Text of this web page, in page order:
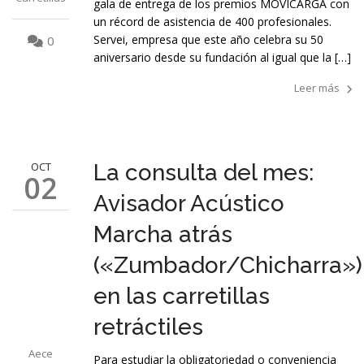
0
gala de entrega de los premios MOVICARGA con
un récord de asistencia de 400 profesionales.
Servei, empresa que este año celebra su 50
aniversario desde su fundación al igual que la […]
Leer más
OCT
02
Aece
La consulta del mes:
Avisador Acústico
Marcha atrás
(«Zumbador/Chicharra»)
en las carretillas
retráctiles
Para estudiar la obligatoriedad o conveniencia